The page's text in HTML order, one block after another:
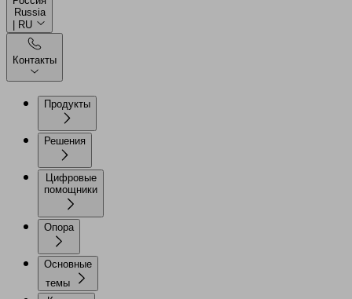
Russia
| RU
Контакты
Продукты
Решения
Цифровые
помощники
Опора
Основные
темы